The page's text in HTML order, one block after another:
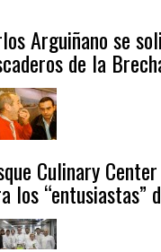
Arguiñano se
de la
Culinary
los “entusiastas”